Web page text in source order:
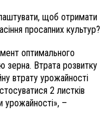
щоб отримати
просапних культур?
оптимального
зерна. Втрата розвитку
втрату урожайності
2 листків
урожайності», –